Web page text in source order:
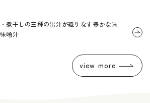
煮干しの三種の出汁が織りなす豊かな味
噌汁
view more